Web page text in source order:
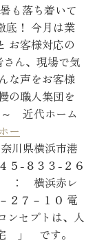
も落ち着いて
底！ 今月は業
お客様対応の
ん、現場で気
な声をお客様
の職人集団を
近代ホーム
ー
浜市港
５-８３３-２６
赤レ
２７－１０ 電
ンセプトは、人
」 です。